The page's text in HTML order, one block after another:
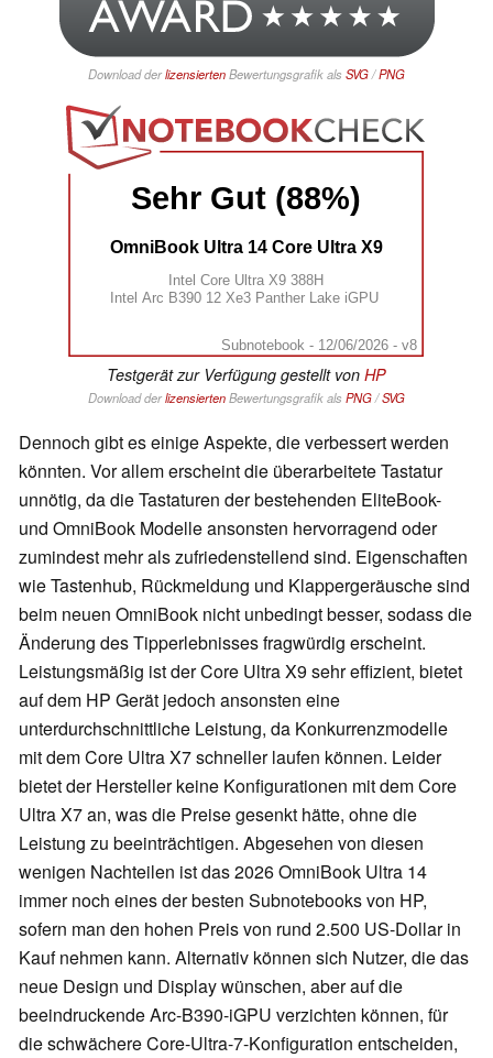
Download derlizensiertenBewertungsgrafik als SVG/PNG
Sehr Gut (88%)
OmniBook Ultra 14 Core Ultra X9
Intel Core Ultra X9 388H
Intel Arc B390 12 Xe3 Panther Lake iGPU
Subnotebook - 12/06/2026 - v8
Testgerät zur Verfügung gestellt von HP
Download derlizensiertenBewertungsgrafik als PNG/SVG
Dennoch gibt es einige Aspekte, die verbessert werden
könnten. Vor allem erscheint die überarbeitete Tastatur
unnötig, da die Tastaturen der bestehenden EliteBook-
und OmniBook Modelle ansonsten hervorragend oder
zumindest mehr als zufriedenstellend sind. Eigenschaften
wie Tastenhub, Rückmeldung und Klappergeräusche sind
beim neuen OmniBook nicht unbedingt besser, sodass die
Änderung des Tipperlebnisses fragwürdig erscheint.
Leistungsmäßig ist der Core Ultra X9 sehr effizient, bietet
auf dem HP Gerät jedoch ansonsten eine
unterdurchschnittliche Leistung, da Konkurrenzmodelle
mit dem Core Ultra X7 schneller laufen können. Leider
bietet der Hersteller keine Konfigurationen mit dem Core
Ultra X7 an, was die Preise gesenkt hätte, ohne die
Leistung zu beeinträchtigen. Abgesehen von diesen
wenigen Nachteilen ist das 2026 OmniBook Ultra 14
immer noch eines der besten Subnotebooks von HP,
sofern man den hohen Preis von rund 2.500 US-Dollar in
Kauf nehmen kann. Alternativ können sich Nutzer, die das
neue Design und Display wünschen, aber auf die
beeindruckende Arc-B390-iGPU verzichten können, für
die schwächere Core-Ultra-7-Konfiguration entscheiden,